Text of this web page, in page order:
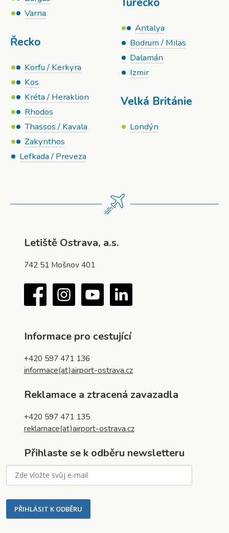
Varna
Řecko
Korfu / Kerkyra
Kos
Kréta / Heraklion
Rhodos
Thassos / Kavala
Zakynthos
Lefkada / Preveza
Antalya
Bodrum / Milas
Dalamán
Izmir
Velká Británie
Londýn
Letiště Ostrava, a.s.
742 51 Mošnov 401
Facebook Instagram YouTube
Informace pro cestující
+420 597 471 136
informace(at)airport-ostrava.cz
Reklamace a ztracená zavazadla
+420 597 471 135
reklamace(at)airport-ostrava.cz
Přihlaste se k odběru newsletteru
PŘIHLÁSIT K ODBĚRU